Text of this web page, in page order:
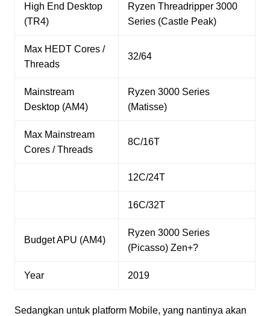
High End Desktop
(TR4)
Ryzen Threadripper 3000
Series (Castle Peak)
Max HEDT Cores /
Threads
32/64
Mainstream
Desktop (AM4)
Ryzen 3000 Series
(Matisse)
Max Mainstream
Cores / Threads
8C/16T
12C/24T
16C/32T
Budget APU (AM4)
Ryzen 3000 Series
(Picasso) Zen+?
Year 2019
Sedangkan untuk platform Mobile, yang nantinya akan